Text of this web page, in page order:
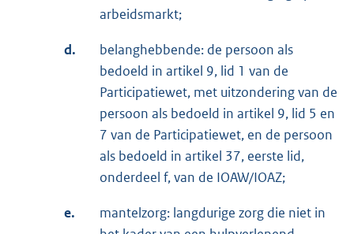
arbeidsmarkt;
d.
belanghebbende: de persoon als
bedoeld in artikel 9, lid 1 van de
Participatiewet, met uitzondering van de
persoon als bedoeld in artikel 9, lid 5 en
7 van de Participatiewet, en de persoon
als bedoeld in artikel 37, eerste lid,
onderdeel f, van de IOAW/IOAZ;
e.
mantelzorg: langdurige zorg die niet in